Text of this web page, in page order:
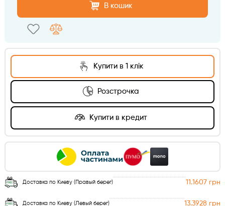
В кошик
Купити в 1 клік
Розстрочка
Купити в кредит
Доставка по Киеву (Правый берег) 11.1607 грн
Доставка по Киеву (Левый берег) 13.3928 грн